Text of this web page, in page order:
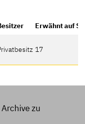
Erwähnt auf
17
zu